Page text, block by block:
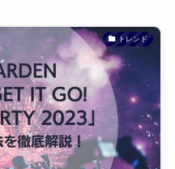
トレンド